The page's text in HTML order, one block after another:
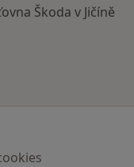
Škoda v Jičíně